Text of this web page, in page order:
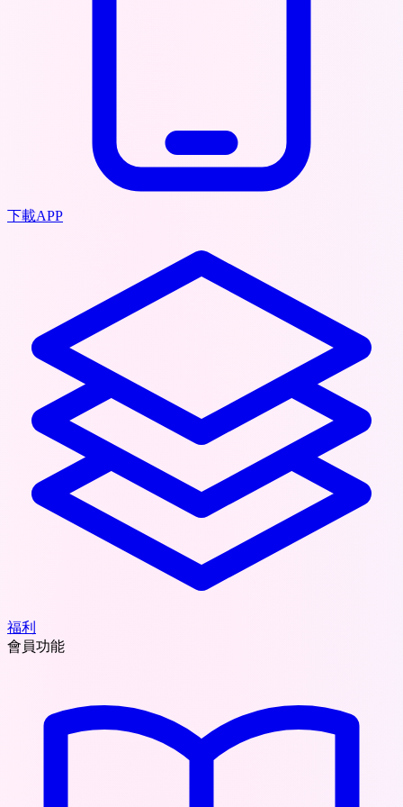
下載APP
福利
會員功能